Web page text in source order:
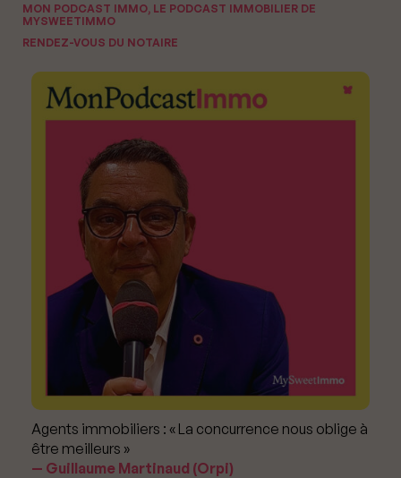
MON PODCAST IMMO, LE PODCAST IMMOBILIER DE
MYSWEETIMMO
RENDEZ-VOUS DU NOTAIRE
Agents immobiliers : « La concurrence nous oblige à
être meilleurs »
Guillaume Martinaud (Orpi)